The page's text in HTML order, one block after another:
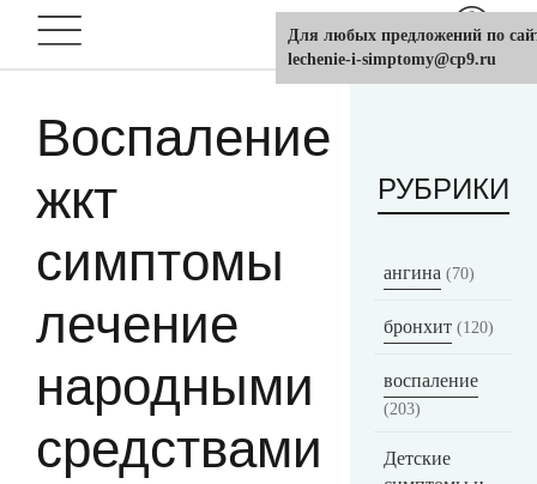
Воспаление
жкт
симптомы
лечение
народными
средствами
РУБРИКИ
ангина (70)
бронхит (120)
воспаление
(203)
Детские
Для любых предложений по
lechenie-i-simptomy@cp9.ru